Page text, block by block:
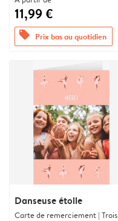
11,99 €
offers Prix bas au quotidien
Danseuse étoile
Carte de remerciement | Trois